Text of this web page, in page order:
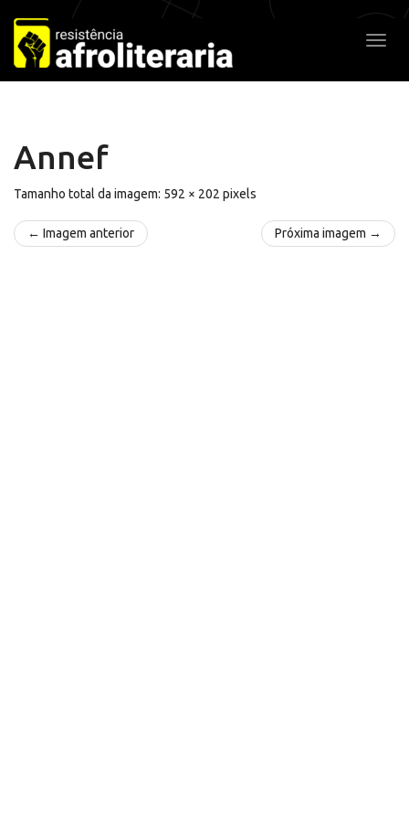
Pular
para
o
conteúdo
Annef
Tamanho total da imagem: 592 × 202 pixels
← Imagem anterior Próxima imagem →